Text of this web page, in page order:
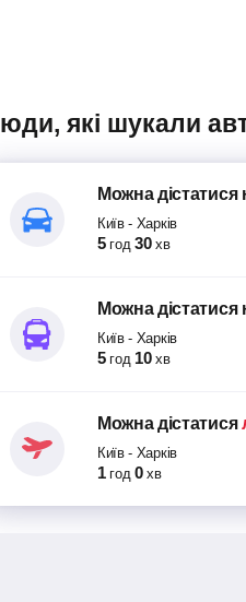
Люди, які шукали
Можна дістатися
Київ- Харків
5 год 30 хв
Можна дістатися
Київ- Харків
5 год 10 хв
Можна дістатися
Київ- Харків
1 год 0 хв